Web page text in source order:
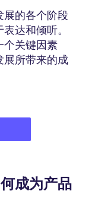
展的各个阶段
达和倾听。
个关键因素
展所带来的成
成为产品